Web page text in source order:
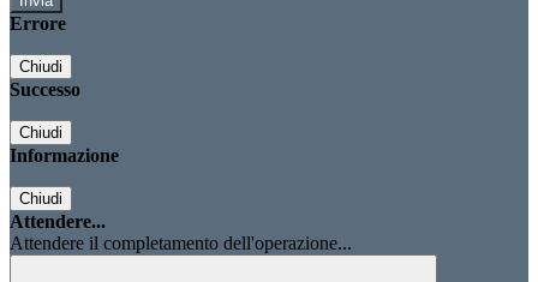
Errore
Chiudi
Successo
Chiudi
Informazione
Chiudi
Attendere...
Attendere il completamento dell'operazione...